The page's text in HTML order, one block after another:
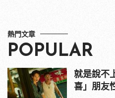
熱門文章
POPULAR
就是說不
喜」朋友